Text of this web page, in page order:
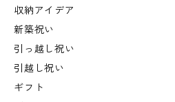
収納アイデア
新築祝い
引っ越し祝い
引越し祝い
ギフト